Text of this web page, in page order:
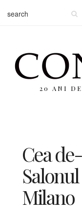
20 ANI
Cea
Milano